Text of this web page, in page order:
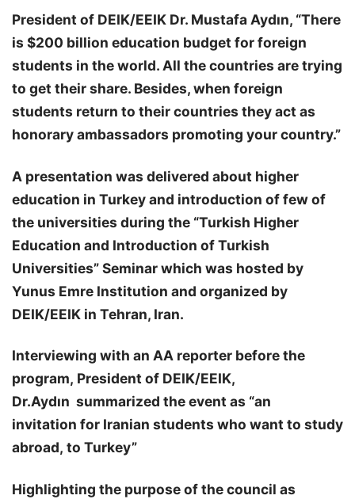
President of DEIK/EEIK Dr. Mustafa Aydın, “There
is $200 billion education budget for foreign
students in the world. All the countries are trying
to get their share. Besides, when foreign
students return to their countries they act as
honorary ambassadors promoting your country.”
A presentation was delivered about higher
education in Turkey and introduction of few of
the universities during the “Turkish Higher
Education and Introduction of Turkish
Universities” Seminar which was hosted by
Yunus Emre Institution and organized by
DEIK/EEIK in Tehran, Iran.
Interviewing with an AA reporter before the
program, President of DEIK/EEIK,
Dr.Aydın summarized the event as “an
invitation for Iranian students who want to study
abroad, to Turkey”
Highlighting the purpose of the council as